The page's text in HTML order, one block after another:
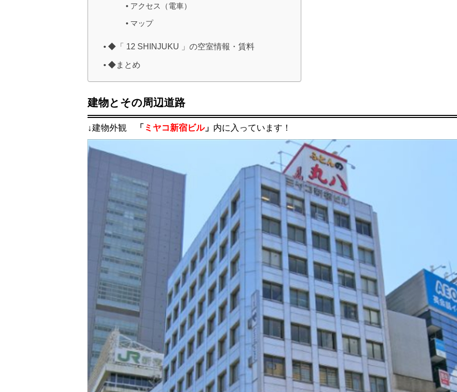
アクセス（電車）
マップ
◆「 12 SHINJUKU 」の空室情報・賃料
◆まとめ
建物とその周辺道路
↓建物外観 「 ミヤコ新宿ビル」 内に入っています！